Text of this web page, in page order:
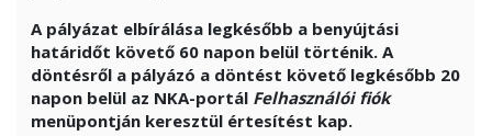
A pályázat elbírálása legkésőbb a benyújtási
határidőt követő 60 napon belül történik. A
döntésről a pályázó a döntést követő legkésőbb 20
napon belül az NKA-portál Felhasználói fiók
menüpontján keresztül értesítést kap.